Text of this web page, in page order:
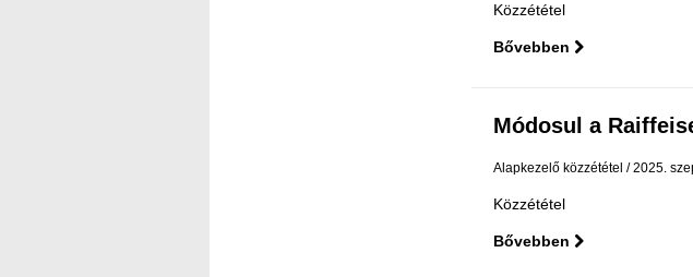
Közzététel
Bővebben
Módosul a
Alapkezelő közzététel 2025.
Közzététel
Bővebben